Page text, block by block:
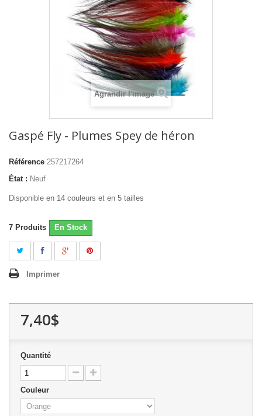
Agrandir l'image
Gaspé Fly - Plumes Spey de héron
Référence 257217264
État : Neuf
Disponible en 14 couleurs et en 5 tailles
7 Produits En Stock
Imprimer
7,40$
Quantité
Couleur